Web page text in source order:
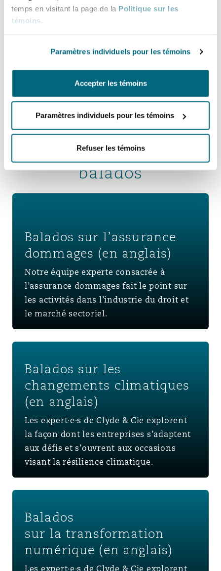
temps en visitant la page de la Politique sur les
témoins.
Paramètres individuels pour les témoins
Accepter les témoins
Paramètres individuels pour les témoins
Refuser les témoins
Insurance Growth Report 2022 – Mid-
year update
Voir tous les rapports
Plus récentes séries de
balados
Balados sur l’assurance
dommages (en anglais)
Notre équipe experte consacrée à
l’assurance dommages fait le point sur
les activités dans l’industrie du droit et
le marché sectoriel.
Balados sur les
changements climatiques
(en anglais)
Les expert·e·s de Clyde & Cie explorent
la façon dont les entreprises s’adaptent
aux défis et s’ouvrent aux occasions
visant la résilience climatique.
Balados
sur la transformation
numérique (en anglais)
Les expert·e·s de Clyde & Cie explorent